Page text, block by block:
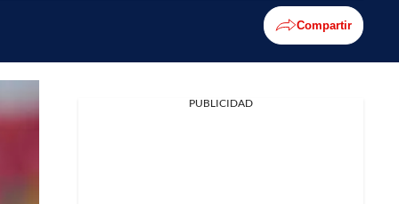
Compartir
PUBLICIDAD